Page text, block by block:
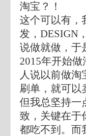
淘宝？！
这个可以有，
发，DESIGN
说做就做，于
2015年开始
人说以前做
刷单，就可以
但我总坚持一
致，关键在于
都吃不到。而